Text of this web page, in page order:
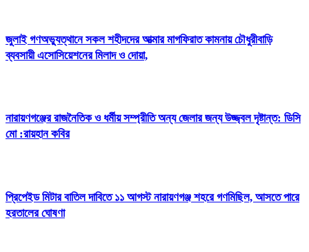
জুলাই গণঅভ্যুত্থানে সকল শহীদদের আত্মার মাগফিরাত কামনায় চৌধুরীবাড়ি
ব্যবসায়ী এসোসিয়েশনের মিলাদ ও দোয়া,
নারায়ণগঞ্জের রাজনৈতিক ও ধর্মীয় সম্প্রীতি অন্য জেলার জন্য উজ্জ্বল দৃষ্টান্ত: ডিসি
মো :রায়হান কবির
প্রিপেইড মিটার বাতিল দাবিতে ১১ আগস্ট নারায়ণগঞ্জ শহরে গণমিছিল, আসতে পারে
হরতালের ঘোষণা